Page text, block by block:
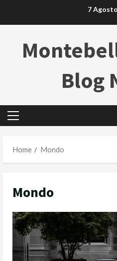
7
Blog
Primary
Home
Mondo
Mondo